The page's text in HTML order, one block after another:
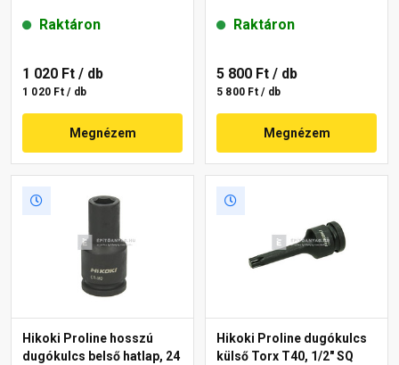
Raktáron
1 020 Ft / db
1 020 Ft / db
Megnézem
Raktáron
5 800 Ft / db
5 800 Ft / db
Megnézem
Hikoki Proline hosszú
dugókulcs belső hatlap, 24
Hikoki Proline dugókulcs
külső Torx T40, 1/2" SQ